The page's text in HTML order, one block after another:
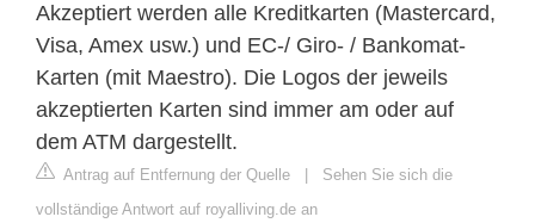
Akzeptiert werden alle Kreditkarten (Mastercard,
Visa, Amex usw.) und EC-/ Giro- / Bankomat-
Karten (mit Maestro). Die Logos der jeweils
akzeptierten Karten sind immer am oder auf
dem ATM dargestellt.
Antrag auf Entfernung der Quelle | Sehen Sie sich die
vollständige Antwort auf royalliving.de an